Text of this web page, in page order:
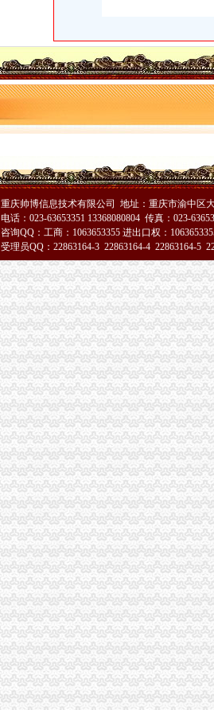
重庆帅博信息技术有限公司 地址：重庆市渝中区
电话：023-63653351 13368080804 传真：023-
咨询QQ：工商：1063653355 进出口权：
受理员QQ：22863164-3 22863164-4 22863164-5